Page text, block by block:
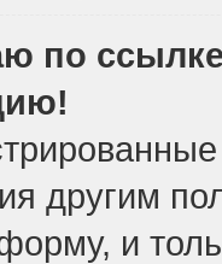
по
другим
и